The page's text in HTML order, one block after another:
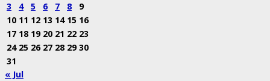
3
4 5 6 7 8
9
10 11 12 13 14 15 16
17 18 19 20 21 22 23
24 25 26 27 28 29 30
31
« Jul